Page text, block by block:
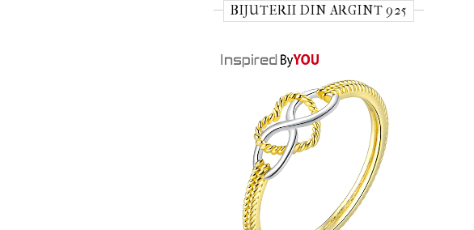
BIJUTERII DIN ARGINT 925